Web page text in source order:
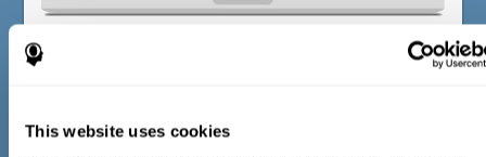
This website uses cookies
Tijdsinschattingstest
wordt gevraagd een lopende auditieve stimulus te